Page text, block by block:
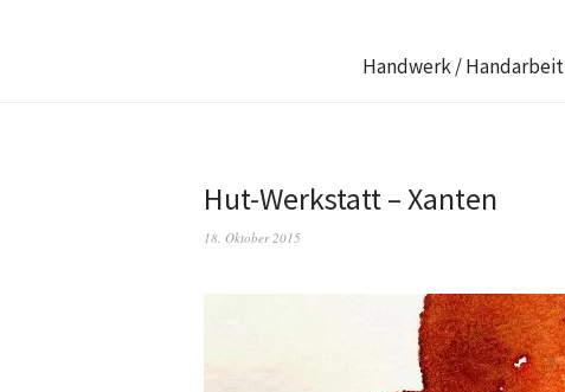
Handwerk / Handarbeit
Hut-Werkstatt – Xanten
18. Oktober 2015